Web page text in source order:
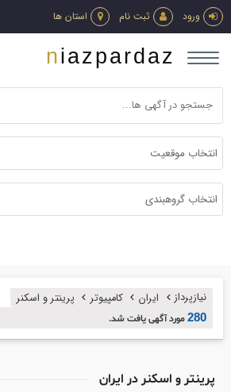
ورود ثبت نام استان ها
niazpardaz
انتخاب موقعیت
انتخاب گروهبندی
نیازپرداز ایران كامپيوتر پرينتر و اسكنر
280مورد آگهی یافت شد.
پرينتر و اسكنر در ایران